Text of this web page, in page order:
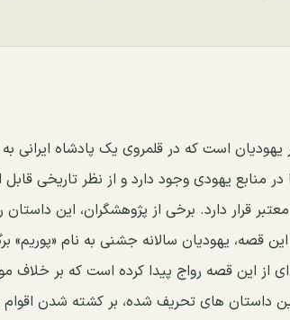
است که در قلمروی یک پادشاه ایرانی به
یهودی وجود دارد و از نظر تاریخی
قرار دارد. برخی از پژوهشگران، این داستان
قصه، یهودیان سالانه جشنی به نام «پوریم»
از این قصه رواج پیدا کرده است که بر خلاف
داستان های تحریف شده، بر کشته شدن اقوام